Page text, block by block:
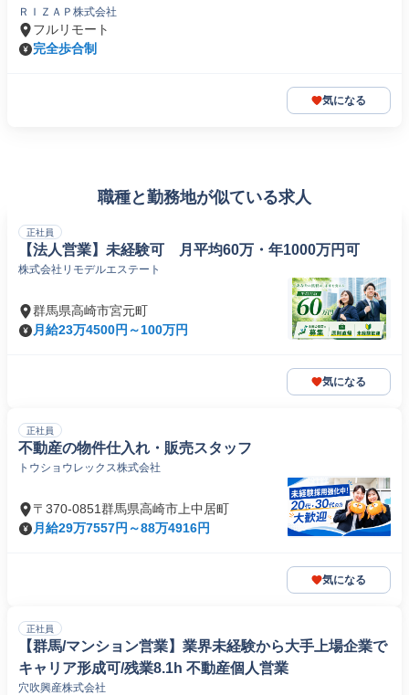
ＲＩＺＡＰ株式会社
フルリモート
完全歩合制
気になる
職種と勤務地が似ている求人
正社員
【法人営業】未経験可 月平均60万・年1000万円可
株式会社リモデルエステート
群馬県高崎市宮元町
月給23万4500円～100万円
気になる
正社員
不動産の物件仕入れ・販売スタッフ
トウショウレックス株式会社
〒370-0851群馬県高崎市上中居町
月給29万7557円～88万4916円
気になる
正社員
【群馬/マンション営業】業界未経験から大手上場企業で
キャリア形成可/残業8.1h 不動産個人営業
穴吹興産株式会社